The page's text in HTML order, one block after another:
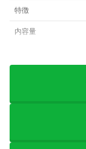
特徴
内容量